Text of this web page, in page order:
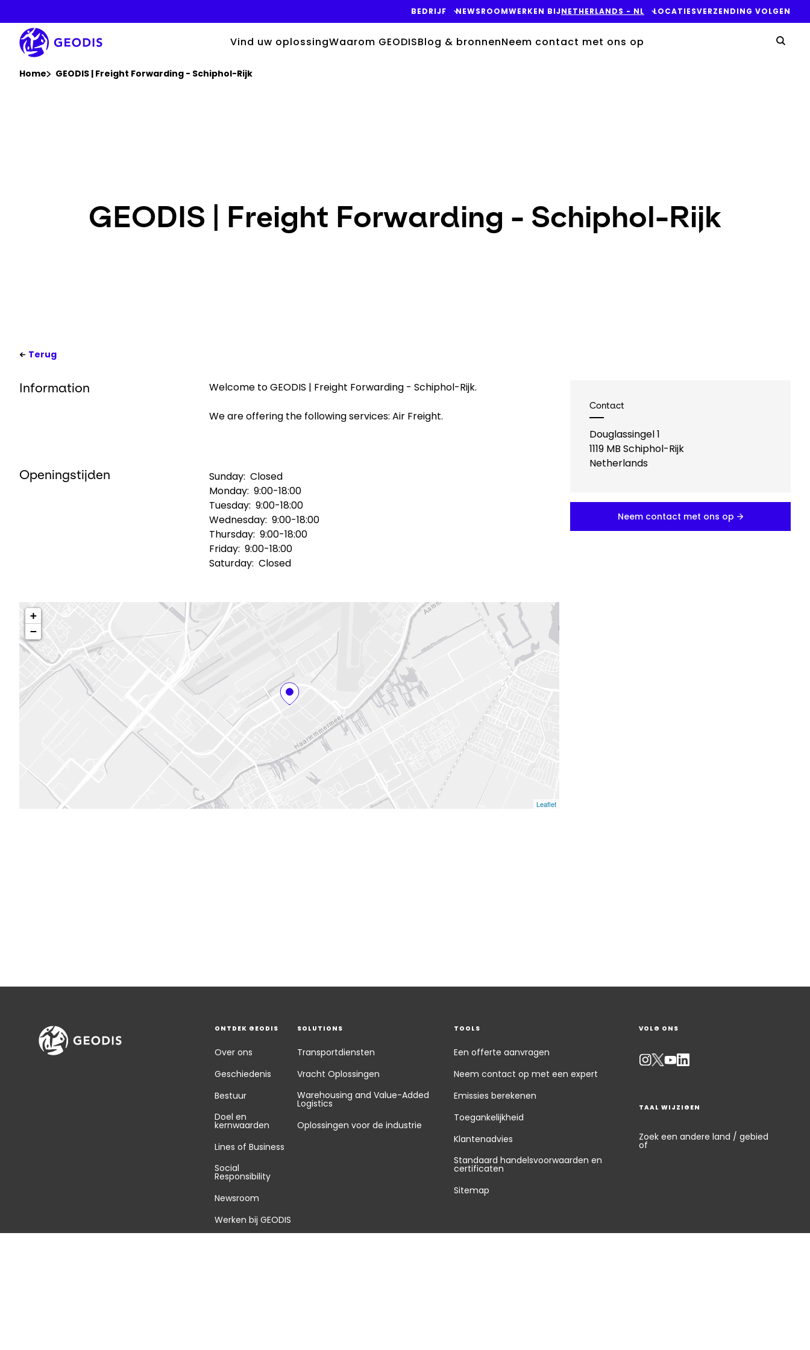
hoofdtekst
BEDRIJF NEWSROOMWERKEN BIJNETHERLANDS​ - NL LOCATIESVERZENDING VOLGEN
Vind uw oplossingWaarom GEODISBlog & bronnenNeem contact met ons op
Home GEODIS | Freight Forwarding - Schiphol-Rijk
GEODIS | Freight Forwarding - Schiphol-Rijk
Terug
Information Welcome to GEODIS | Freight Forwarding - Schiphol-Rijk.
We are offering the following services: Air Freight.
Openingstijden Sunday:Closed
Monday:9:00-18:00
Tuesday:9:00-18:00
Wednesday:9:00-18:00
Thursday:9:00-18:00
Friday:9:00-18:00
Saturday:Closed
+
−
Leaflet
Contact
Douglassingel 1
1119 MB Schiphol-Rijk
Netherlands
Neem contact met ons op
ONTDEK GEODIS
Over ons
Geschiedenis
Bestuur
Doel en
kernwaarden
Lines of Business
Social
Responsibility
Newsroom
Werken bij GEODIS
SOLUTIONS
Transportdiensten
Vracht Oplossingen
Warehousing and Value-Added
Logistics
Oplossingen voor de industrie
TOOLS
Een offerte aanvragen
Neem contact op met een expert
Emissies berekenen
Toegankelijkheid
Klantenadvies
Standaard handelsvoorwaarden en
certificaten
Sitemap
VOLG ONS
TAAL WIJZIGEN
Zoek een andere land / gebied
of